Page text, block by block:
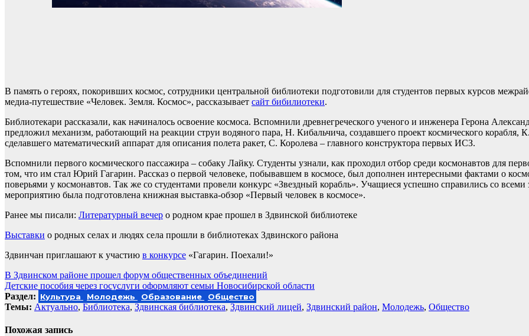
В память о героях, покоривших космос, сотрудники центральной библиотеки подготовили для студентов первых курсов
медиа-путешествие «Человек. Земля. Космос», рассказывает сайт бибилиотеки.
Библиотекари рассказали, как начиналось освоение космоса. Вспомнили древнегреческого ученого и инженера Герона
предложил механизм, работающий на реакции струи водяного пара, Н. Кибальчича, создавшего проект космического корабля,
сделавшего математический аппарат для описания полета ракет, С. Королева – главного конструктора первых ИСЗ.
Вспомнили первого космического пассажира – собаку Лайку. Студенты узнали, как проходил отбор среди космонавтов для
том, что им стал Юрий Гагарин. Рассказ о первой человеке, побывавшем в космосе, был дополнен интересными фактами о
поверьями у космонавтов. Так же со студентами провели конкурс «Звездный корабль». Учащиеся успешно справились со
мероприятию была подготовлена книжная выставка-обзор «Первый человек в космосе».
Ранее мы писали: Литературный вечер о родном крае прошел в Здвинской библиотеке
Выставки о родных селах и людях села прошли в библиотеках Здвинского района
Здвинчан приглашают к участию в конкурсе «Гагарин. Поехали!»
Навигация
по
записям
В Здвинском районе прошел форум общественных объединений
Детские пособия через госуслуги оформляют семьи Новосибирской области
Раздел: Культура Молодежь Образование Общество
Темы: Актуально, Библиотека, Здвинская библиотека, Здвинский лицей, Здвинский район, Молодежь, Общество
Похожая запись